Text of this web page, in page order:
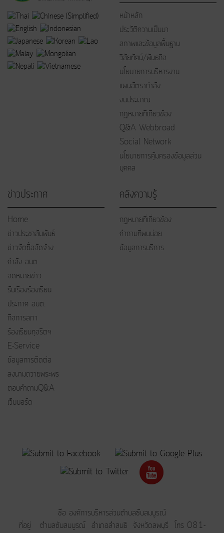
หน้าหลัก
ประวัติความเป็นมา
สภาพและข้อมูลพื้นฐาน
วิสัยทัศน์/พันธกิจ
นโยบายการบริหารงาน
แผนอัตรากำลัง
งบประมาณ
กฎหมายที่เกี่ยวข้อง
Q&A Webbroad
Social Network
นโยบายการคุ้มครองข้อมูลส่วน
บุคคล
ข่าวประกาศ
Home
ข่าวประชาสัมพันธ์
ข่าวจัดซื้อจัดจ้าง
คำสั่ง อบต.
จดหมายข่าว
รับเรื่องร้องเรียน
ประกาศ อบต.
กิจการสภา
ร้องเรียนทุจริตฯ
E-Service
ข้อมูลการติดต่อ
ลงนามถวายพระพร
ตอบคำถามQ&A
เว็บบอร์ด
คลังความรู้
กฏหมายที่เกี่ยวข้อง
คำถามที่พบบ่อย
ข้อมูลการบริการ
ชื่อ องค์การบริหารส่วนตำบลซับสมบูรณ์
ที่อยู่ ตำบลซับสมบูรณ์ อำเภอลำสนธิ จังหวัดลพบุรี โทร 081-